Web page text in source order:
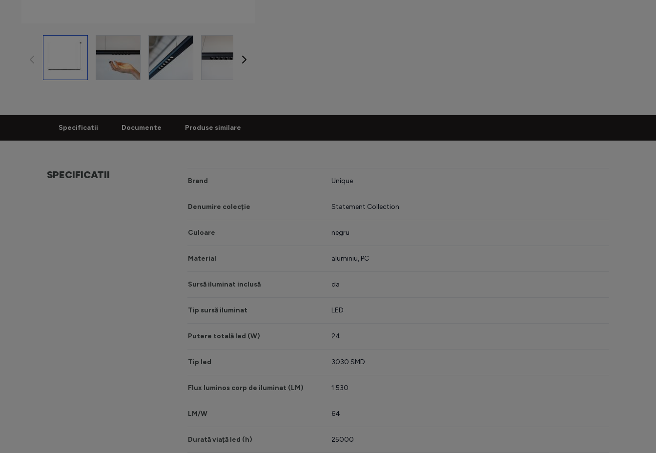
View larger imageView larger image
Specificatii Documente Produse similare
SPECIFICATII
Brand Unique
Denumire colecție Statement Collection
Culoare negru
Material aluminiu, PC
Sursă iluminat inclusă da
Tip sursă iluminat LED
Putere totală led (W) 24
Tip led 3030 SMD
Flux luminos corp de iluminat (LM) 1.530
LM/W 64
Durată viață led (h) 25000